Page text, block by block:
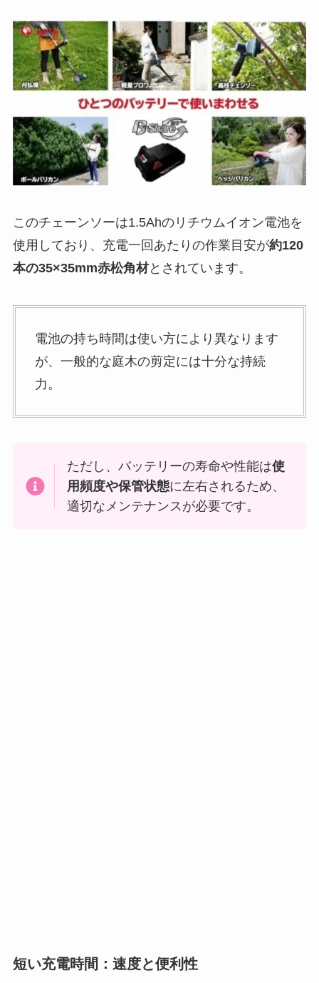
このチェーンソーは1.5Ahのリチウムイオン電池を
使用しており、充電一回あたりの作業目安が約120
本の35×35mm赤松角材とされています。
電池の持ち時間は使い方により異なります
が、一般的な庭木の剪定には十分な持続
力。
ただし、バッテリーの寿命や性能は使
用頻度や保管状態に左右されるため、
適切なメンテナンスが必要です。
短い充電時間：速度と便利性